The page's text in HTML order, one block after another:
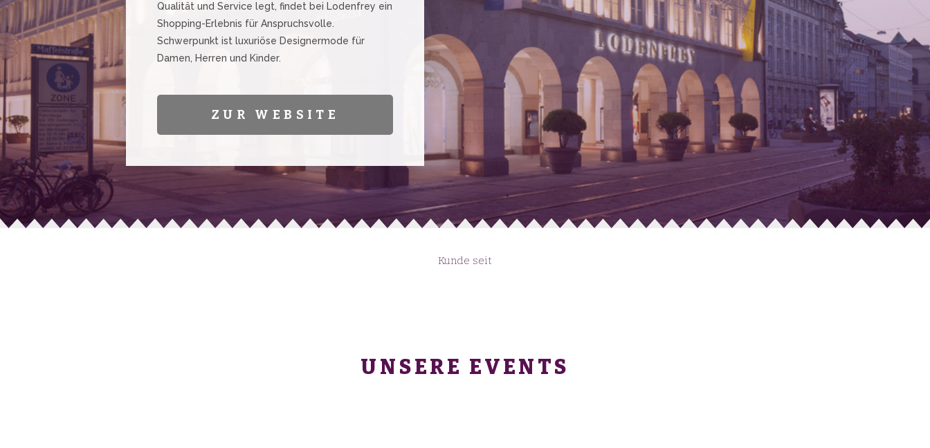
Qualität und Service legt, findet bei Lodenfrey ein
Shopping-Erlebnis für Anspruchsvolle.
Schwerpunkt ist luxuriöse Designermode für
Damen, Herren und Kinder.
ZUR WEBSITE
Kunde seit
UNSERE EVENTS